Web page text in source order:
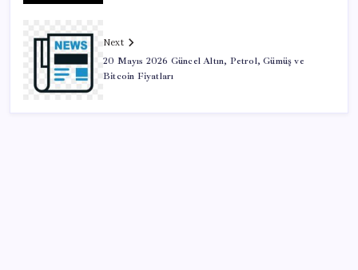
Next
20 Mayıs 2026 Güncel Altın, Petrol, Gümüş ve
Bitcoin Fiyatları